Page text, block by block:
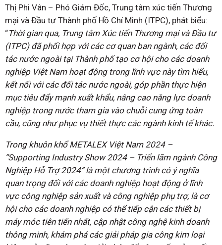
Thị Phi Vân – Phó Giám Đốc, Trung tâm xúc tiến Thương
mại và Đầu tư Thành phố Hồ Chí Minh (ITPC), phát biểu:
“Thời gian qua, Trung tâm Xúc tiến Thương mại và Đầu tư
(ITPC) đã phối hợp với các cơ quan ban ngành, các đối
tác nước ngoài tại Thành phố tạo cơ hội cho các doanh
nghiệp Việt Nam hoạt động trong lĩnh vực này tìm hiểu,
kết nối với các đối tác nước ngoài, góp phần thực hiện
mục tiêu đẩy mạnh xuất khẩu, nâng cao năng lực doanh
nghiệp trong nước tham gia vào chuỗi cung ứng toàn
cầu, cũng như phục vụ thiết thực các ngành kinh tế khác.
Trong khuôn khổ METALEX Việt Nam 2024 –
“Supporting Industry Show 2024 – Triển lãm ngành Công
Nghiệp Hỗ Trợ 2024” là một chương trình có ý nghĩa
quan trọng đối với các doanh nghiệp hoạt động ở lĩnh
vực công nghiệp sản xuất và công nghiệp phụ trợ, là cơ
hội cho các doanh nghiệp có thể tiếp cận các thiết bị
máy móc tiên tiến nhất, cập nhật công nghệ kinh doanh
thông minh, khám phá các giải pháp gia công kim loại